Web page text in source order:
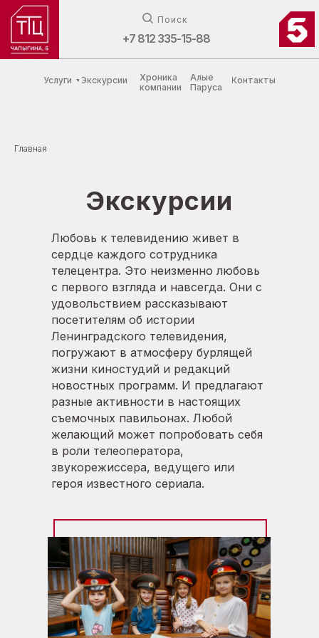
Поиск
+7 812 335-15-88
Хроника
компании
Алые
Паруса
Услуги Экскурсии Контакты
Главная
Экскурсии
Любовь к телевидению живет в
сердце каждого сотрудника
телецентра. Это неизменно любовь
с первого взгляда и навсегда. Они с
удовольствием рассказывают
посетителям об истории
Ленинградского телевидения,
погружают в атмосферу бурлящей
жизни киностудий и редакций
новостных программ. И предлагают
разные активности в настоящих
съемочных павильонах. Любой
желающий может попробовать себя
в роли телеоператора,
звукорежиссера, ведущего или
героя известного сериала.